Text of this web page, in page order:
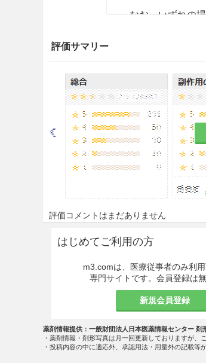
なお、いずれの
心肺蘇生時には
は、換気を十分
慎重投与
心停止のある患者
れがある。］
うっ血性心不全
に負担をかけ、
腎障害のある患
それがある。］
末梢及び肺浮腫
させるおそれがあ
低カルシウム血
低カリウム血症
評価サマリー
評価コメントはまだありません
はじめてご利用の方
m3.comは、医療従事者のみ利
専門サイトです。会員登録は無
新規会員登録
薬剤情報提供：一般財団法人日本医薬情報センター 剤
・薬剤情報・剤形写真は月一回更新しておりますが、
・投稿内容の中に適応外、承認用法・用量外の記載等